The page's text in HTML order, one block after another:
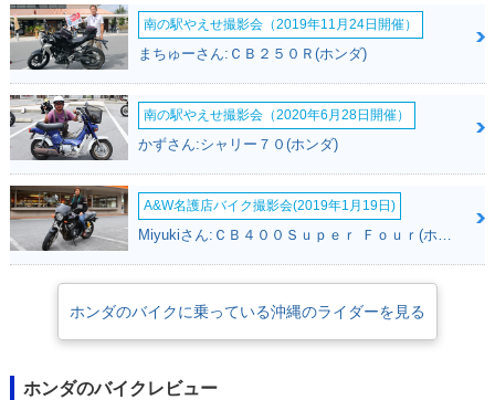
南の駅やえせ撮影会（2019年11月24日開催）
まちゅーさん:ＣＢ２５０Ｒ(ホンダ)
南の駅やえせ撮影会（2020年6月28日開催）
かずさん:シャリー７０(ホンダ)
A&W名護店バイク撮影会(2019年1月19日)
ホンダのバイクに乗っている沖縄のライダーを見る
ホンダのバイクレビュー